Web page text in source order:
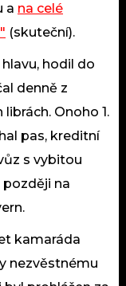
a na celé
(skuteční).
hodil do
denně z
Onoho 1.
pas, kreditní
s vybitou
na
kamaráda
nezvěstnému